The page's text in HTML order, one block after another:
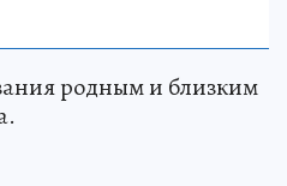
родным и близким